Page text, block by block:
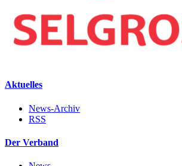
Aktuelles
News-Archiv
RSS
Der Verband